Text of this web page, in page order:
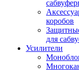
коробов
для
Усилители